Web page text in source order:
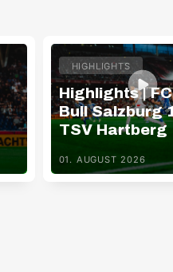
HIGHLIGHTS
Highlights |
Bull Salzburg
TSV Hartberg
01. AUGUST 2026